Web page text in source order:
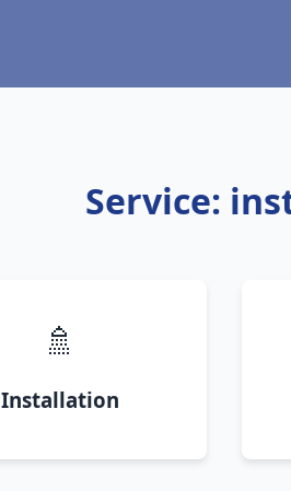
Service:
🚿
Installation